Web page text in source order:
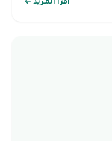
اقرأ المزيد ←